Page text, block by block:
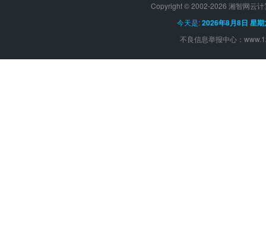
Copyright © 2002-2026 湘智网云
今天是:2026年8月8日 星
不良信息举报中心：